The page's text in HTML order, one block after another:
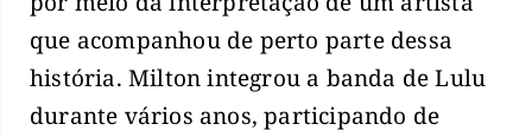
que acompanhou de perto parte dessa
história. Milton integrou a banda de Lulu
durante vários anos, participando de